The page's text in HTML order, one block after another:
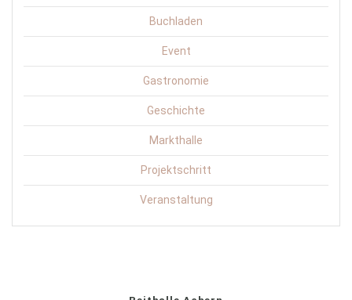
Buchladen
Event
Gastronomie
Geschichte
Markthalle
Projektschritt
Veranstaltung